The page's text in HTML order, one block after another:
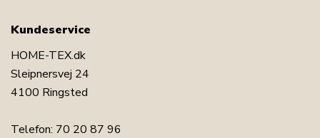
Kundeservice
HOME-TEX.dk
Sleipnersvej 24
4100 Ringsted
Telefon: 70 20 87 96